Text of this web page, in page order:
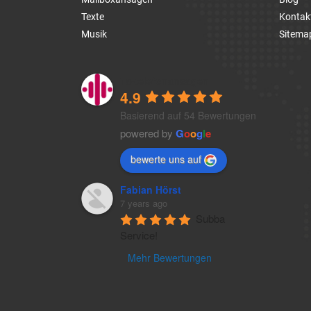
Texte
Musik
4.9
Basierend auf 54 Bewertungen
powered by Google
bewerte uns auf
Fabian Hörst
7 years ago
Mehr Bewertungen